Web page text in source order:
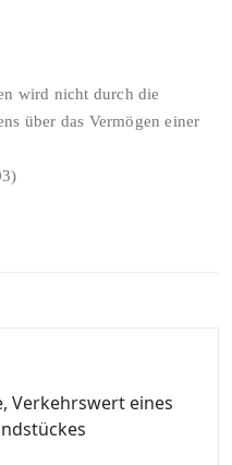
wird nicht durch die
über das Vermögen einer
Verkehrswert eines